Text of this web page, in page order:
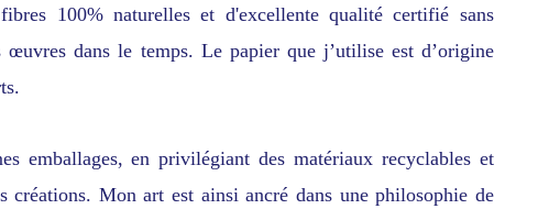
100% naturelles et d'excellente qualité certifié sans
dans le temps. Le papier que j’utilise est d’origine
emballages, en privilégiant des matériaux recyclables et
Mon art est ainsi ancré dans une philosophie de